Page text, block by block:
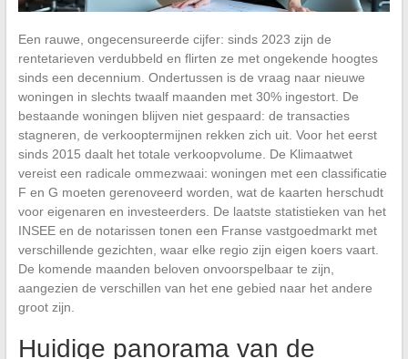
Een rauwe, ongecensureerde cijfer: sinds 2023 zijn de
rentetarieven verdubbeld en flirten ze met ongekende hoogtes
sinds een decennium. Ondertussen is de vraag naar nieuwe
woningen in slechts twaalf maanden met 30% ingestort. De
bestaande woningen blijven niet gespaard: de transacties
stagneren, de verkooptermijnen rekken zich uit. Voor het eerst
sinds 2015 daalt het totale verkoopvolume. De Klimaatwet
vereist een radicale ommezwaai: woningen met een classificatie
F en G moeten gerenoveerd worden, wat de kaarten herschudt
voor eigenaren en investeerders. De laatste statistieken van het
INSEE en de notarissen tonen een Franse vastgoedmarkt met
verschillende gezichten, waar elke regio zijn eigen koers vaart.
De komende maanden beloven onvoorspelbaar te zijn,
aangezien de verschillen van het ene gebied naar het andere
groot zijn.
Huidige panorama van de